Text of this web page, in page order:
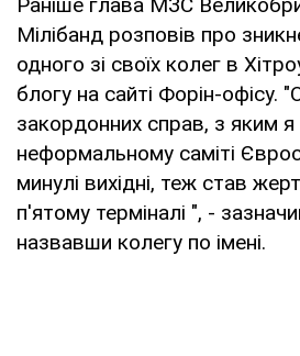
Мілібанд розповів про
одного зі своїх колег в
блогу на сайті Форін-офісу.
закордонних справ, з яким я
неформальному саміті
минулі вихідні, теж став
п'ятому терміналі ", -
назвавши колегу по імені.